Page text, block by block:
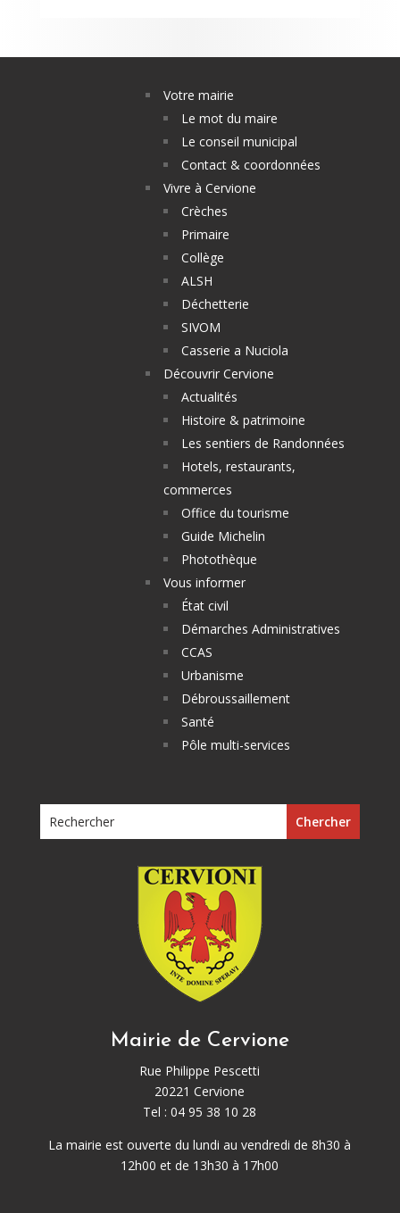
Votre mairie
Le mot du maire
Le conseil municipal
Contact & coordonnées
Vivre à Cervione
Crèches
Primaire
Collège
ALSH
Déchetterie
SIVOM
Casserie a Nuciola
Découvrir Cervione
Actualités
Histoire & patrimoine
Les sentiers de Randonnées
Hotels, restaurants,
commerces
Office du tourisme
Guide Michelin
Photothèque
Vous informer
État civil
Démarches Administratives
CCAS
Urbanisme
Débroussaillement
Santé
Pôle multi-services
Mairie de Cervione
Rue Philippe Pescetti
20221 Cervione
Tel : 04 95 38 10 28
La mairie est ouverte du lundi au vendredi de 8h30 à
12h00 et de 13h30 à 17h00